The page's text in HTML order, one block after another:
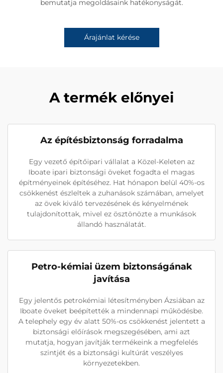
bemutatja megoldásaink hatékonyságát.
Árajánlat kérése
A termék előnyei
Az építésbiztonság forradalma
Egy vezető építőipari vállalat a Közel-Keleten az
Iboate ipari biztonsági öveket fogadta el magas
építményeinek építéséhez. Hat hónapon belül 40%-os
csökkenést észleltek a zuhanások számában, amelyet
az övek kiváló tervezésének és kényelmének
tulajdonítottak, mivel ez ösztönözte a munkások
állandó használatát.
Petro-kémiai üzem biztonságának
javítása
Egy jelentős petrokémiai létesítményben Ázsiában az
Iboate öveket beépítették a mindennapi működésbe.
A telephely egy év alatt 50%-os csökkenést jelentett a
biztonsági előírások megszegésében, ami azt
mutatja, hogyan javítják termékeink a megfelelés
szintjét és a biztonsági kultúrát veszélyes
környezetekben.